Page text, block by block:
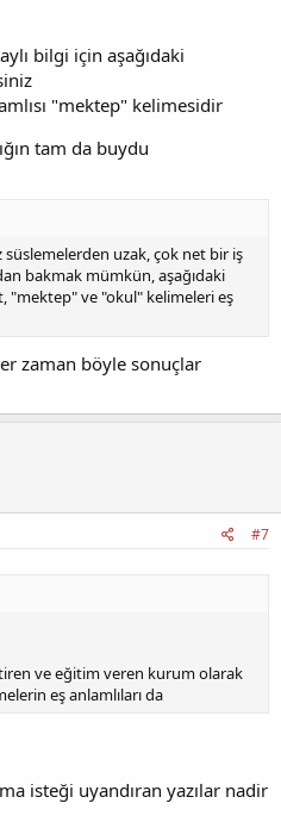
bilgi için aşağıdaki
"mektep" kelimesidir
tam da buydu
uzak, çok net bir iş
bakmak mümkün, aşağıdaki
"mektep" ve "okul" kelimeleri eş
zaman böyle sonuçlar
#7
ve eğitim veren kurum olarak
eş anlamlıları da
isteği uyandıran yazılar nadir